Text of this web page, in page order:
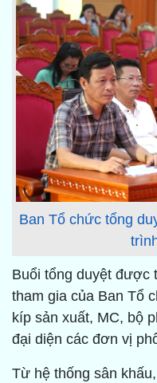
Ban Tổ chức tổng
Buổi tổng duyệt được
tham gia của Ban Tổ
kíp sản xuất, MC, bộ
đại diện các đơn vị
Từ hệ thống sân